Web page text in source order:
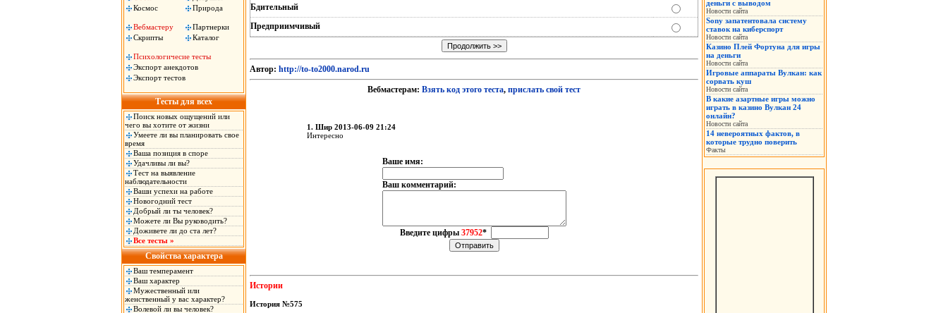
Космос
Природа
Вебмастеру
Партнерки
Скрипты
Каталог
Психологичесие тесты
Экспорт анекдотов
Экспорт тестов
Тесты для всех
Поиск новых ощущений или
чего вы хотите от жизни
Умеете ли вы планировать свое
время
Ваша позиция в споре
Удачливы ли вы?
Тест на выявление
наблюдательности
Ваши успехи на работе
Новогодний тест
Добрый ли ты человек?
Можете ли Вы руководить?
Доживете ли до ста лет?
Все тесты »
Свойства характера
Ваш темперамент
Ваш характер
Мужественный или
женственный у вас характер?
Волевой ли вы человек?
Бдительный
Предприимчивый
Автор: http://to-to2000.narod.ru
Вебмастерам: Взять код этого теста, прислать свой тест
1. Шир 2013-06-09 21:24
Интересно
Ваше имя:
Ваш комментарий:
Введите цифры 37952*
Истории
История №575
деньги с выводом
Новости сайта
Sony запатентовала систему
ставок на киберспорт
Новости сайта
Казино Плей Фортуна для игры
на деньги
Новости сайта
Игровые аппараты Вулкан: как
сорвать куш
Новости сайта
В какие азартные игры можно
играть в казино Вулкан 24
онлайн?
Новости сайта
14 невероятных фактов, в
которые трудно поверить
Факты